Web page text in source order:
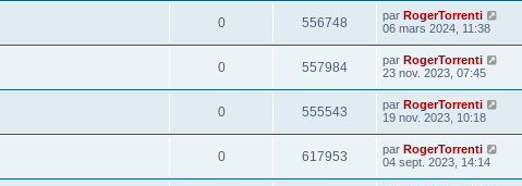
0 556748 par RogerTorrenti
06 mars 2024, 11:38
0 557984 par RogerTorrenti
23 nov. 2023, 07:45
0 555543 par RogerTorrenti
19 nov. 2023, 10:18
0 617953 par RogerTorrenti
04 sept. 2023, 14:14